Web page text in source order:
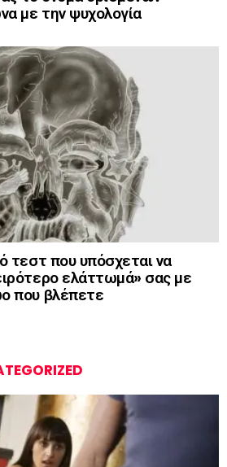
με την ψυχολογία
τεστ που υπόσχεται να
ελάττωμά» σας με
που βλέπετε